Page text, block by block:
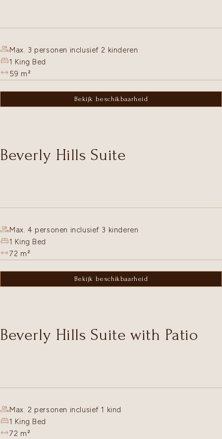
Max. 3 personen inclusief 2 kinderen
1 King Bed
59 m²
Bekijk beschikbaarheid
Beverly Hills Suite
Max. 4 personen inclusief 3 kinderen
1 King Bed
72 m²
Bekijk beschikbaarheid
Beverly Hills Suite with Patio
Max. 2 personen inclusief 1 kind
1 King Bed
72 m²